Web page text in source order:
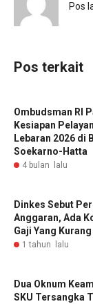
Pos
Pos terkait
Ombudsman RI
Kesiapan
Lebaran 2026 di
Soekarno-Hatta
4 bulan lalu
Dinkes Sebut
Anggaran, Ada
Gaji Yang Kurang
1 tahun lalu
Dua Oknum
SKU Tersangka